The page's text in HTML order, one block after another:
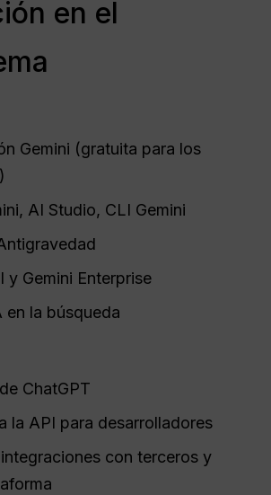
en el
Gemini (gratuita para los
AI Studio, CLI Gemini
y Gemini Enterprise
en la búsqueda
ChatGPT
la API para desarrolladores
con terceros y